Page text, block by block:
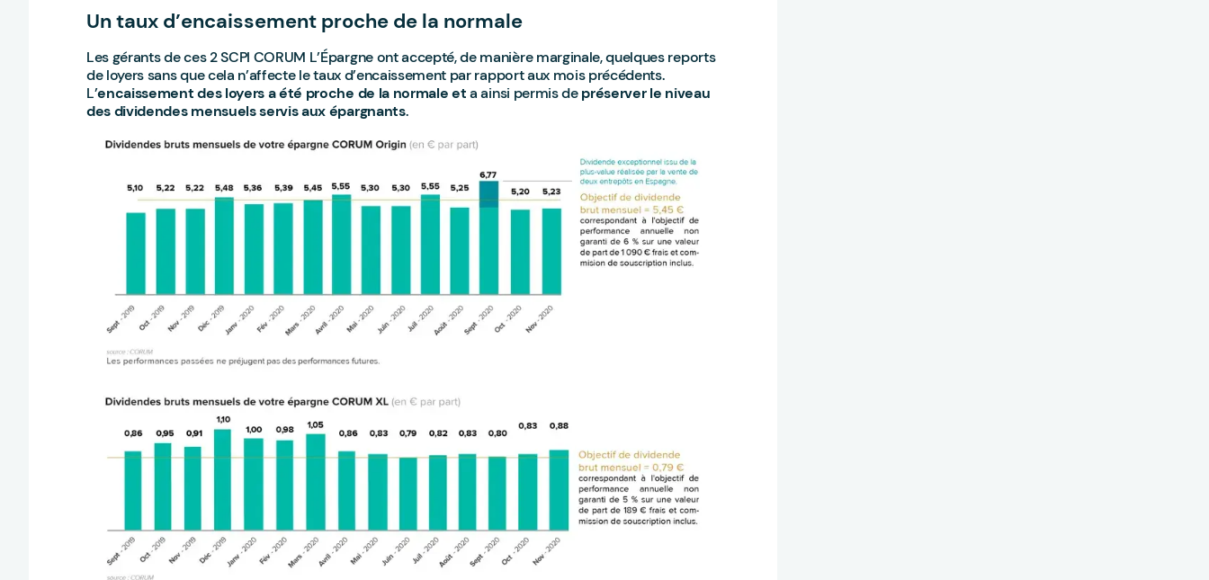
Un taux d’encaissement proche de la normale
Les gérants de ces 2 SCPI CORUM L’Épargne ont accepté, de manière marginale, quelques reports
de loyers sans que cela n’affecte le taux d’encaissement par rapport aux mois précédents.
L’encaissement des loyers a été proche de la normale eta ainsi permis depréserver le niveau
des dividendes mensuels servis aux épargnants.